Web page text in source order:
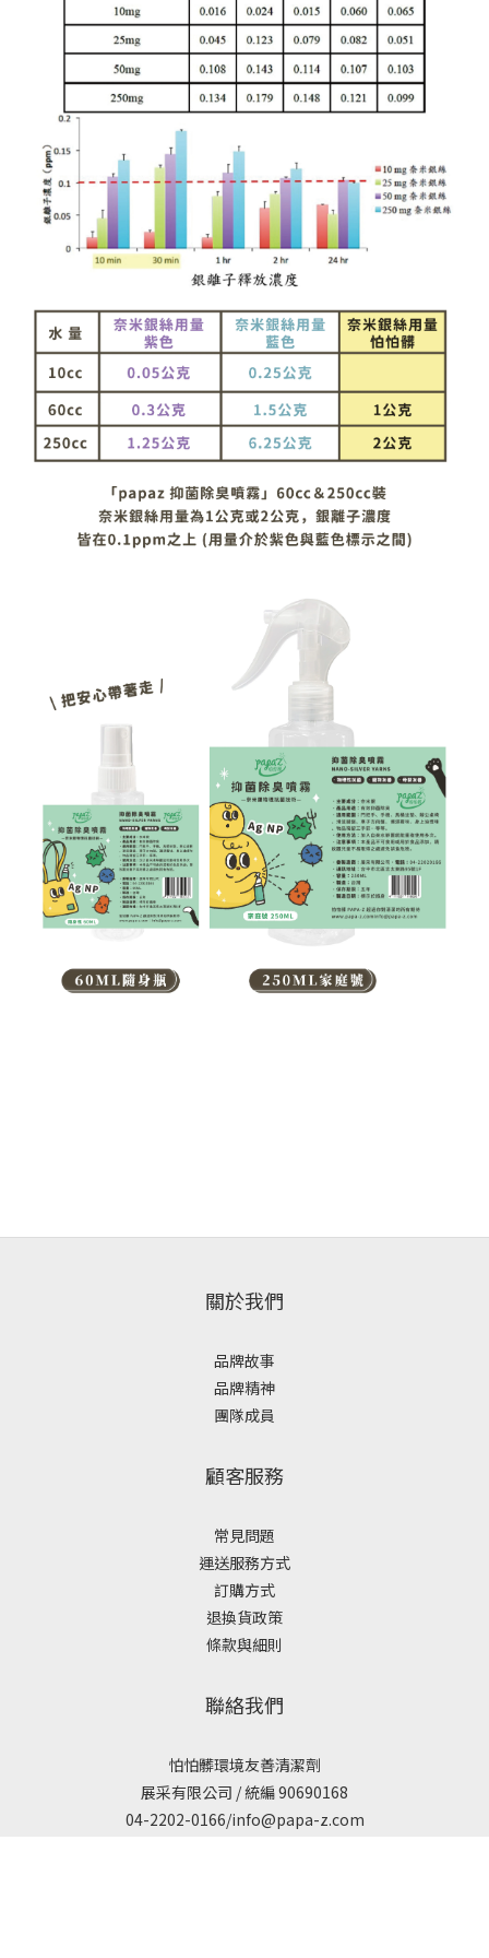
立即購買
關於我們
品牌故事
品牌精神
團隊成員
顧客服務
常見問題
運送服務方式
訂購方式
退換貨政策
條款與細則
聯絡我們
怕怕髒環境友善清潔劑
展采有限公司 / 統編 90690168
04-2202-0166/info@papa-z.com